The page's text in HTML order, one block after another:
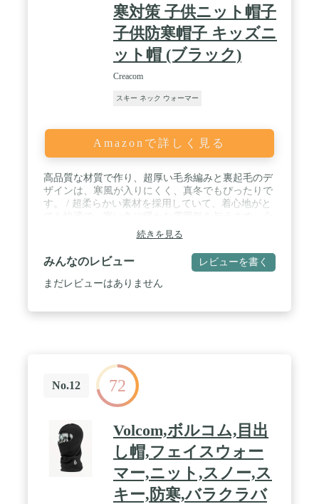
寒対策 子供ニット帽子
子供防寒帽子 キッズニ
ット帽 (ブラック)
Creacom
スキー ネック ウォーマー
Amazonで詳しく見る
高品質な材質で作り、超厚い毛糸編みと裏起毛のデ
ザインは、寒風が入りにくく、真冬でもぴったりで
す。 / 超柔らかい素材を採用していて、着心地がと
地よい気持ちに！型崩れしなく、使用しないときは
折り畳み収納できます。 / 2点セット：マフラーと
帽子、頭、耳、首を完全に包んで、冬の通勤や通学
の途中で、防寒性抜群、風邪を防ぐことができま
す。ファッションと保温性を兼ね備えています。 /
ポーツのアイテムとしても良い選択です！
続きを見る
みんなのレビュー レビューを書く
まだレビューはありません
No.12 72
Volcom,ボルコム,目出
し帽,フェイスウォー
マー,ニット,スノー,ス
キー,防寒,バラクラバ